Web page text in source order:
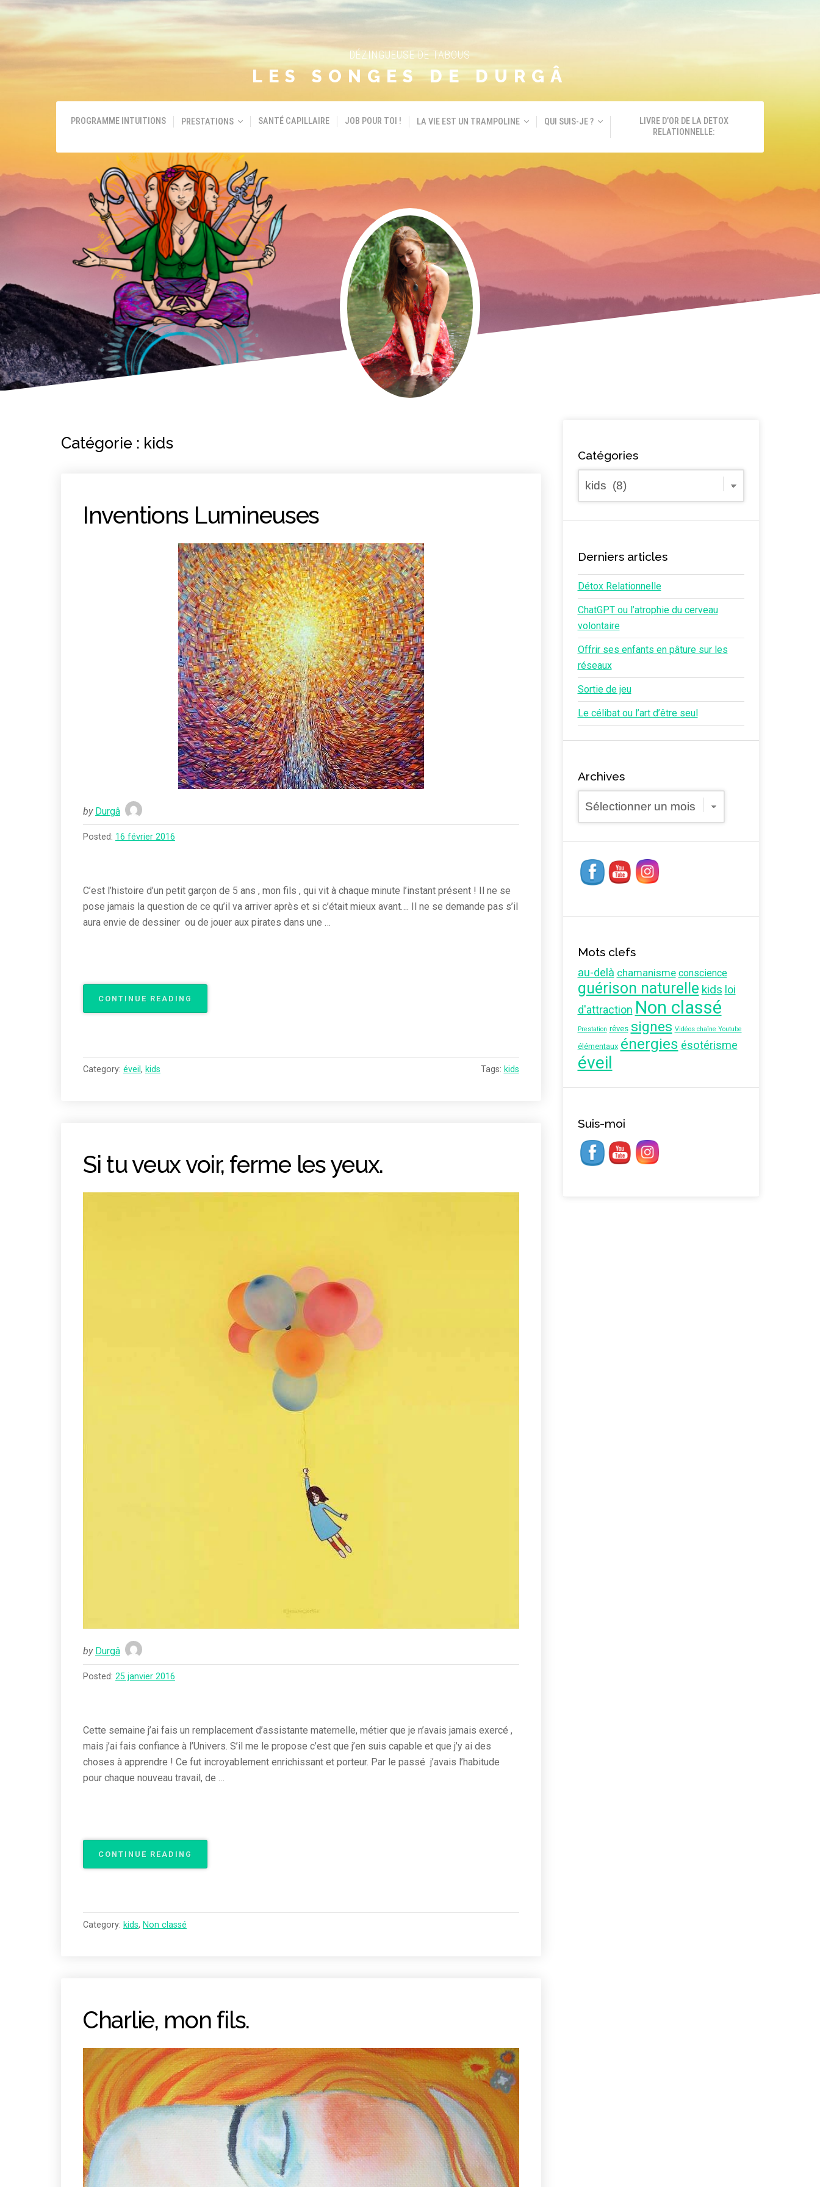
DÉZINGUEUSE DE TABOUS
LES SONGES DE DURGÂ
PROGRAMME INTUITIONS PRESTATIONS SANTÉ CAPILLAIRE JOB POUR TOI ! LA VIE EST UN TRAMPOLINE QUI SUIS-JE ?
LIVRE D’OR DE LA DETOX
RELATIONNELLE:
Catégorie : kids
Inventions Lumineuses
by Durgâ
Posted: 16 février 2016
C’est l’histoire d’un petit garçon de 5 ans , mon fils , qui vit à chaque minute l’instant présent ! Il ne se
pose jamais la question de ce qu’il va arriver après et si c’était mieux avant…. Il ne se demande pas s’il
aura envie de dessiner ou de jouer aux pirates dans une …
CONTINUE READING
LUMINEUSES »
Category: éveil , kids Tags: kids
Si tu veux voir, ferme les yeux.
by Durgâ
Posted: 25 janvier 2016
Cette semaine j’ai fais un remplacement d’assistante maternelle, métier que je n’avais jamais exercé ,
mais j’ai fais confiance à l’Univers. S’il me le propose c’est que j’en suis capable et que j’y ai des
choses à apprendre ! Ce fut incroyablement enrichissant et porteur. Par le passé j’avais l’habitude
pour chaque nouveau travail, de …
CONTINUE READING
TU
Category: kids, Non classé
Charlie, mon fils.
Catégories
Derniers articles
Détox Relationnelle
ChatGPT ou l’atrophie du cerveau
volontaire
Offrir ses enfants en pâture sur les
réseaux
Sortie de jeu
Le célibat ou l’art d’être seul
Archives
Mots clefs
au-delà chamanisme conscience
guérison naturelle kids loi
d'attraction Non classé
Prestation rêves signes Vidéos chaîne Youtube
élémentaux énergies ésotérisme
éveil
Suis-moi